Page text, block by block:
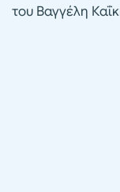
του Βαγγέλη